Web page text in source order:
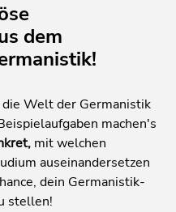
dem
Welt der Germanistik
machen's
mit welchen
auseinandersetzen
dein Germanistik-
stellen!